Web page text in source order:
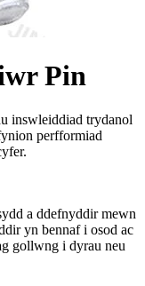
Pin
inswleiddiad trydanol
perfformiad
a ddefnyddir mewn
yn bennaf i osod ac
gollwng i dyrau neu